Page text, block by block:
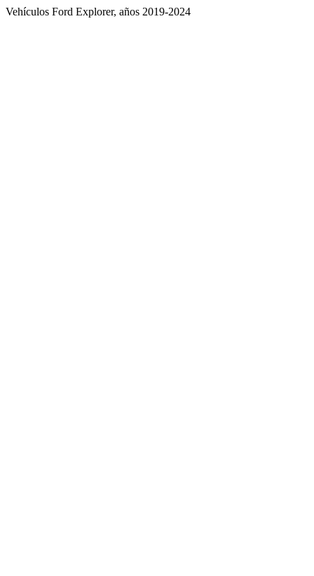
Vehículos Ford Explorer, años 2019-2024